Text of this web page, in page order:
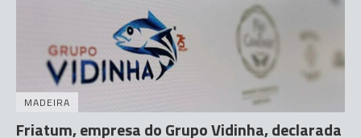
MADEIRA
Friatum, empresa do Grupo Vidinha, declarada